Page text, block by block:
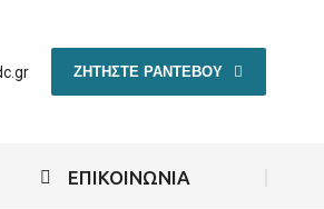
ΖΗΤΗΣΤΕ ΡΑΝΤΕΒΟΥ
ΕΠΙΚΟΙΝΩΝΙΑ